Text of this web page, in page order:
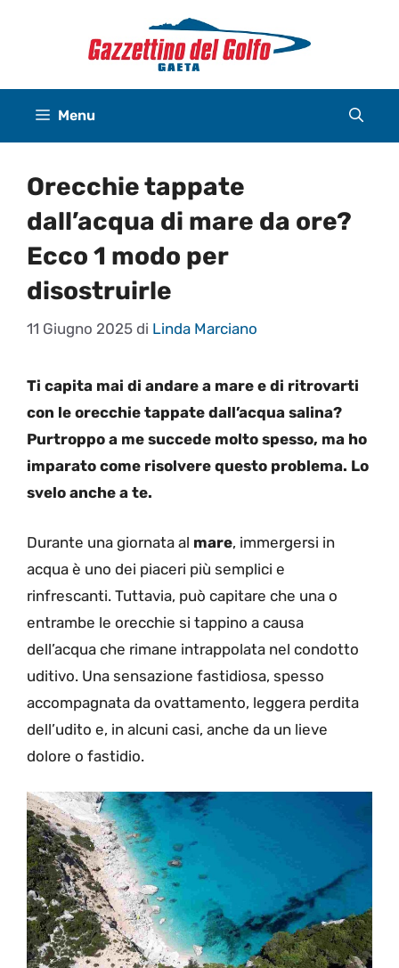
Menu
Orecchie tappate
dall’acqua di mare da ore?
Ecco 1 modo per
disostruirle
11 Giugno 2025 di Linda Marciano
Ti capita mai di andare a mare e di ritrovarti
con le orecchie tappate dall’acqua salina?
Purtroppo a me succede molto spesso, ma ho
imparato come risolvere questo problema. Lo
svelo anche a te.
Durante una giornata al mare, immergersi in
acqua è uno dei piaceri più semplici e
rinfrescanti. Tuttavia, può capitare che una o
entrambe le orecchie si tappino a causa
dell’acqua che rimane intrappolata nel condotto
uditivo. Una sensazione fastidiosa, spesso
accompagnata da ovattamento, leggera perdita
dell’udito e, in alcuni casi, anche da un lieve
dolore o fastidio.